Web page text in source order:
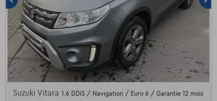
Suzuki Vitara 1.6 DDiS / Navigation / Euro 6 / Garantie 12 mois